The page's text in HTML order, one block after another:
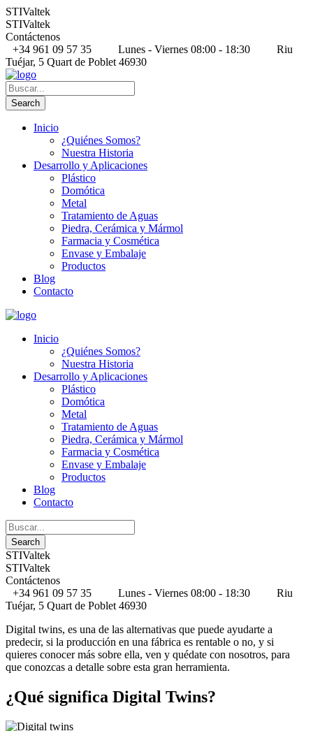
STIValtek
STIValtek
Contáctenos
+34 961 09 57 35
Lunes - Viernes 08:00 - 18:30
Riu
Tuéjar, 5 Quart de Poblet 46930
Inicio
¿Quiénes Somos?
Nuestra Historia
Desarrollo y Aplicaciones
Plástico
Domótica
Metal
Tratamiento de Aguas
Piedra, Cerámica y Mármol
Farmacia y Cosmética
Envase y Embalaje
Productos
Blog
Contacto
Inicio
¿Quiénes Somos?
Nuestra Historia
Desarrollo y Aplicaciones
Plástico
Domótica
Metal
Tratamiento de Aguas
Piedra, Cerámica y Mármol
Farmacia y Cosmética
Envase y Embalaje
Productos
Blog
Contacto
STIValtek
STIValtek
Contáctenos
+34 961 09 57 35
Lunes - Viernes 08:00 - 18:30
Riu
Tuéjar, 5 Quart de Poblet 46930
Digital twins, es una de las alternativas que puede ayudarte a
predecir, si la producción en una fábrica es rentable o no, y si
quieres conocer más sobre ella, ven y quédate con nosotros, para
que conozcas a detalle sobre esta gran herramienta.
¿Qué significa Digital Twins?